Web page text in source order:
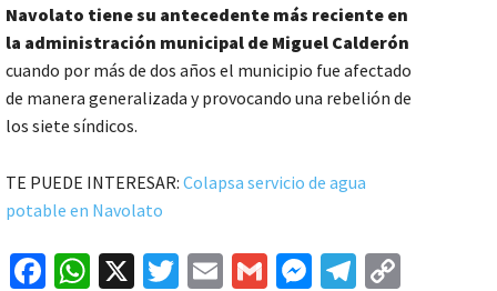
Navolato tiene su antecedente más reciente en
la administración municipal de Miguel Calderón
cuando por más de dos años el municipio fue afectado
de manera generalizada y provocando una rebelión de
los siete síndicos.
TE PUEDE INTERESAR: Colapsa servicio de agua
potable en Navolato
Fa W X
T
E
G
M Te